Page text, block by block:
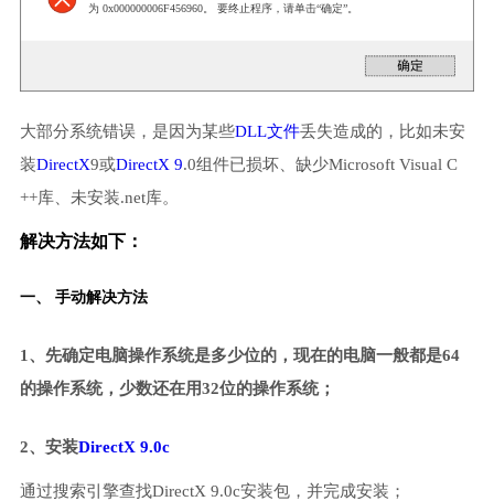
为 0x000000006F456960。 要终止程序，请单击“确定”。
大部分系统错误，是因为某些DLL文件丢失造成的，比如未安
装DirectX9或DirectX 9.0组件已损坏、缺少Microsoft Visual C
++库、未安装.net库。
解决方法如下：
一、 手动解决方法
1、先确定电脑操作系统是多少位的，现在的电脑一般都是64
的操作系统，少数还在用32位的操作系统；
2、安装DirectX 9.0c
通过搜索引擎查找DirectX 9.0c安装包，并完成安装；